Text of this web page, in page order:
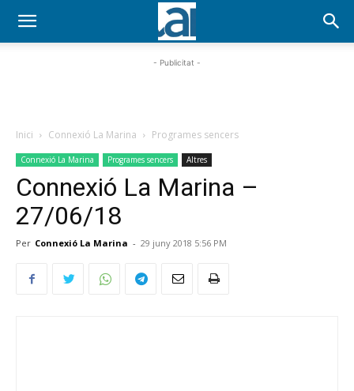
- Publicitat -
Inici Connexió La Marina Programes sencers
Connexió La Marina Programes sencers Altres
Connexió La Marina –
27/06/18
Per Connexió La Marina - 29 juny 2018 5:56 PM